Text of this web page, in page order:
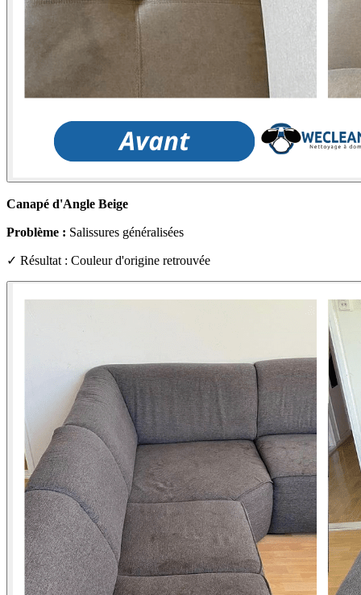
Canapé d'Angle Beige
Problème : Salissures généralisées
✓ Résultat : Couleur d'origine retrouvée